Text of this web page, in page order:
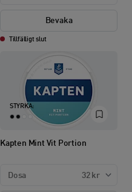
Bevaka
Tillfälligt slut
STYRKA:
Kapten Mint Vit Portion
Dosa 32 kr